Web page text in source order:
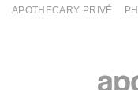
APOTHECARY PRIVÉ